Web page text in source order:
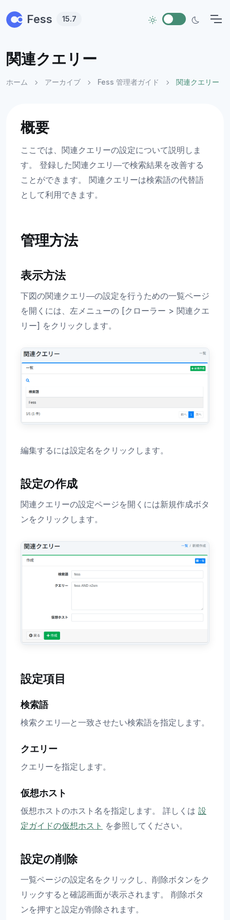
Fess 15.7
関連クエリー
ホーム アーカイブ Fess 管理者ガイド 関連クエリー
概要
ここでは、関連クエリーの設定について説明しま
す。 登録した関連クエリ―で検索結果を改善する
ことができます。 関連クエリーは検索語の代替語
として利用できます。
管理方法
表示方法
下図の関連クエリ―の設定を行うための一覧ページ
を開くには、左メニューの [クローラー > 関連クエ
リー] をクリックします。
編集するには設定名をクリックします。
設定の作成
関連クエリーの設定ページを開くには新規作成ボタ
ンをクリックします。
設定項目
検索語
検索クエリ―と一致させたい検索語を指定します。
クエリー
クエリーを指定します。
仮想ホスト
仮想ホストのホスト名を指定します。 詳しくは 設
定ガイドの仮想ホスト を参照してください。
設定の削除
一覧ページの設定名をクリックし、削除ボタンをク
リックすると確認画面が表示されます。 削除ボタ
ンを押すと設定が削除されます。